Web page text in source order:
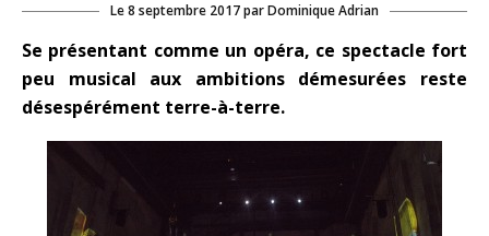
Le8 septembre 2017parDominique Adrian
Se présentant comme un opéra, ce spectacle fort
peu musical aux ambitions démesurées reste
désespérément terre-à-terre.